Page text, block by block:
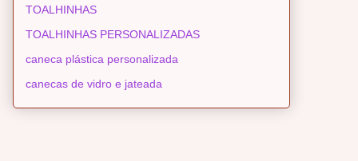
TOALHINHAS
TOALHINHAS PERSONALIZADAS
caneca plástica personalizada
canecas de vidro e jateada